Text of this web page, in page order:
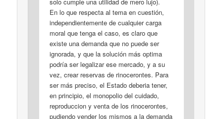
En lo que respecta al tema en cuestión,
independientemente de cualquier carga
moral que tenga el caso, es claro que
existe una demanda que no puede ser
ignorada, y que la solución más optima
podría ser legalizar ese mercado, y a su
vez, crear reservas de rinocerontes. Para
ser más preciso, el Estado deberia tener,
en principio, el monopolio del cuidado,
reproduccion y venta de los rinocerontes,
pudiendo vender los mismos a la demanda